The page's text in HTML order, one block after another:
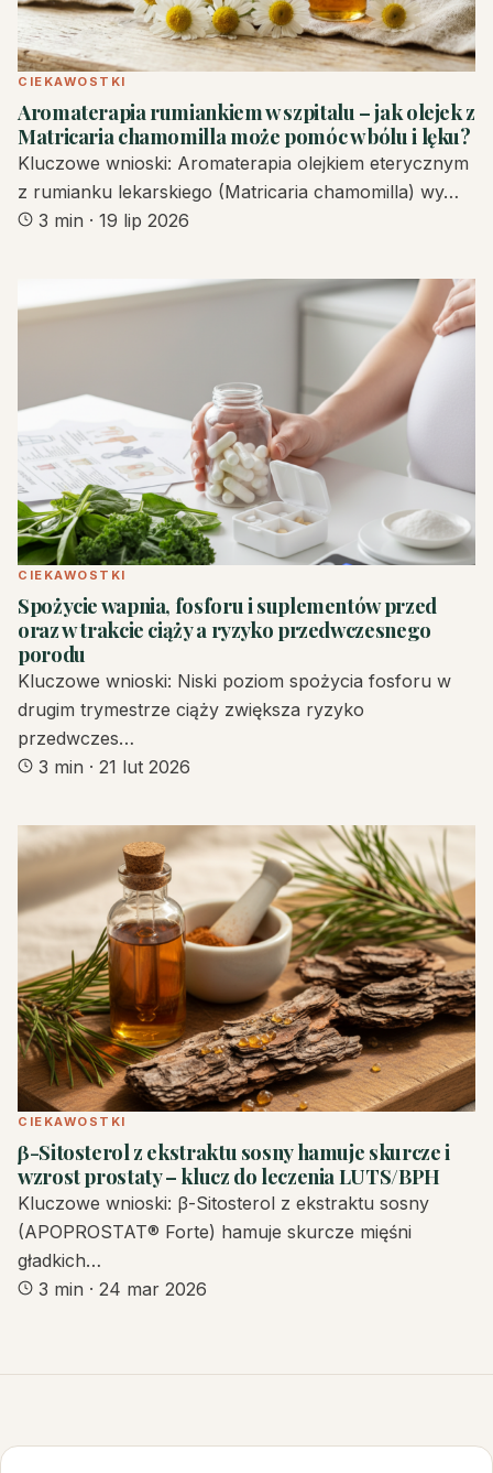
CIEKAWOSTKI
Aromaterapia rumiankiem w szpitalu – jak olejek z
Matricaria chamomilla może pomóc w bólu i lęku?
Kluczowe wnioski: Aromaterapia olejkiem eterycznym
z rumianku lekarskiego (Matricaria chamomilla) wy…
3 min · 19 lip 2026
CIEKAWOSTKI
Spożycie wapnia, fosforu i suplementów przed
oraz w trakcie ciąży a ryzyko przedwczesnego
porodu
Kluczowe wnioski: Niski poziom spożycia fosforu w
drugim trymestrze ciąży zwiększa ryzyko
przedwczes…
3 min · 21 lut 2026
CIEKAWOSTKI
β-Sitosterol z ekstraktu sosny hamuje skurcze i
wzrost prostaty – klucz do leczenia LUTS/BPH
Kluczowe wnioski: β-Sitosterol z ekstraktu sosny
(APOPROSTAT® Forte) hamuje skurcze mięśni
gładkich…
3 min · 24 mar 2026